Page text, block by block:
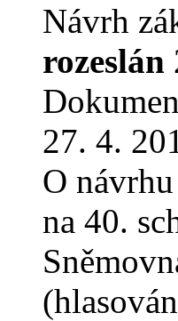
Návrh
rozeslán
27. 4.
O
na 40.